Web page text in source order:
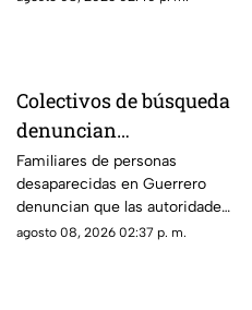
amenazan la libertad
expresión.
Colectivos de búsqueda
denuncian
restricciones para
ingresar a la sierra de
Chilpancingo
Familiares de personas
desaparecidas en Guerrero
denuncian que las autoridades
les negaron el
agosto 08, 2026 02:37 p. m.